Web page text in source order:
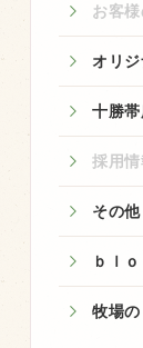
お客
オリ
十勝
採用情
その他
ｂｌｏ
牧場の
取り扱
販売
飲食
その
マッ
問い合